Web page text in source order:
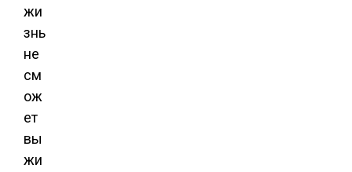
жи
знь
не
см
ож
ет
вы
жи